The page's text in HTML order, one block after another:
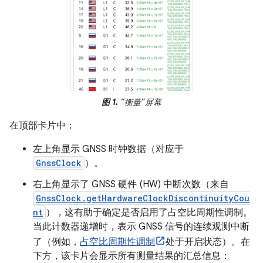
图 1. “衡量”屏幕
在顶部卡片中：
左上角显示 GNSS 时钟数据（对应于
GnssClock ）。
右上角显示了 GNSS 硬件 (HW) 中断次数（来自
GnssClock.getHardwareClockDiscontinuityCou
nt ），这有助于确定是否启用了占空比周期性调制。
当此计数器递增时，表示 GNSS 信号的连续观测中断
了（例如， 占空比周期性调制
处于开启状态）。在
下方，该卡片会显示所有测量结果的汇总信息：